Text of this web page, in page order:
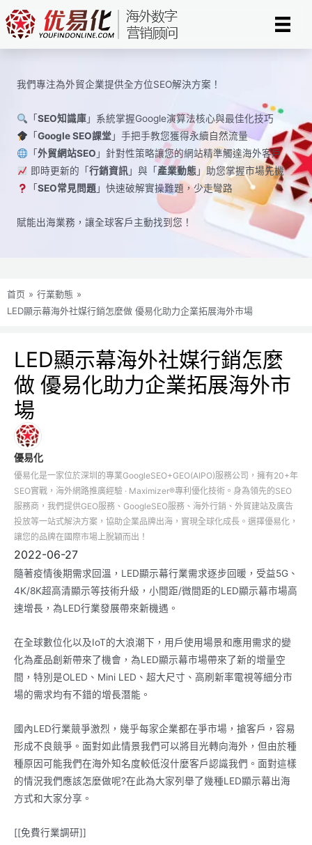
Skip
to
content
我們專注為外貿企業提供全方位SEO解決方案！
「 SEO知識庫」系統掌握Google演算法核心與最佳化技巧
「 Google SEO課堂」手把手教您獲得永續自然流量
「 外貿網站SEO 」針對性策略讓您的網站精準觸達海外客戶
即時更新的「 行銷資訊」與「 產業動態」助您掌握市場先機
「 SEO常見問題」快速破解實操難題，少走彎路
賦能出海業務，讓全球​​客戶主動找到您！
首页 » 行業動態 »
LED顯示幕海外社媒行銷怎麼做 優易化助力企業拓展海外市場
LED顯示幕海外社媒行銷怎麼
做 優易化助力企業拓展海外市
場
優易化
優易化是一家位於深圳的專業GoogleSEO+GEO(AIPO)服務公司，擁有20+年
SEO實戰，海外網路推廣經驗 · Maximizer®專利優化技術。身為領先的SEO
服務商，我們提供GEO服務、GoogleSEO服務、海外行銷、外貿建站及廣告
投放等一站式解決方案，協助企業品牌出海，實現全球化成長。選擇優易化，
讓您的品牌在國際市場上脫穎而出！
2022-06-27
隨著疫情後期需求回溫，LED顯示幕行業需求逐步回暖，受益5G、
4K/8K超高清顯示等技術升級，小間距/微間距的LED顯示幕市場高
速增長，為LED行業發展帶來新機遇。
在全球數位化以及IoT的大浪潮下，用戶使用場景和應用需求的變
化為產品創新帶來了機會，為LED顯示幕市場帶來了新的增量空
間，特別是OLED、Mini LED、超大尺寸、高刷新率電視等細分市
場的需求均有不錯的增長潛能。
國內LED行業競爭激烈，幾乎每家企業都在爭市場，搶客戶，容易
形成不良競爭。面對如此情景我們可以將目光轉向海外，但由於種
種原因可能我們在海外知名度較低沒什麼客戶認識我們。面對這樣
的情況我們應該怎麼做呢?在此為大家列舉了幾種LED顯示幕出海
方式和大家分享。
[[免費行業調研]]